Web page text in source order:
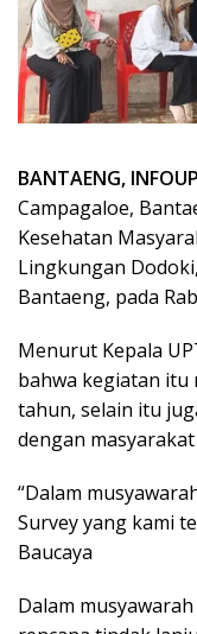
BANTAENG,
Campagaloe,
Kesehatan
Lingkungan
Bantaeng, pada
Menurut Kepala
bahwa kegiatan itu
tahun, selain itu
dengan masyarakat
“Dalam
Survey yang kami
Baucaya
Dalam